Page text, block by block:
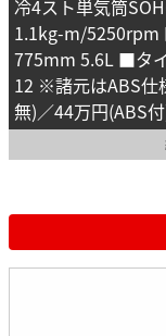
冷4スト単気筒
1.1kg-m/5250rpm
775mm 5.6L ■タ
12 ※諸元はABS仕
無)／44万円(ABS